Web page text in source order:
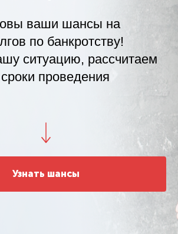
ваши шансы на
по банкротству!
ситуацию, рассчитаем
проведения
Узнать шансы